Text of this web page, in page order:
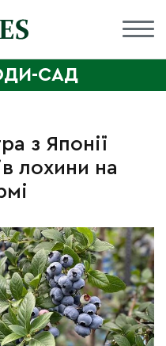
САД
з Японії
лохини на